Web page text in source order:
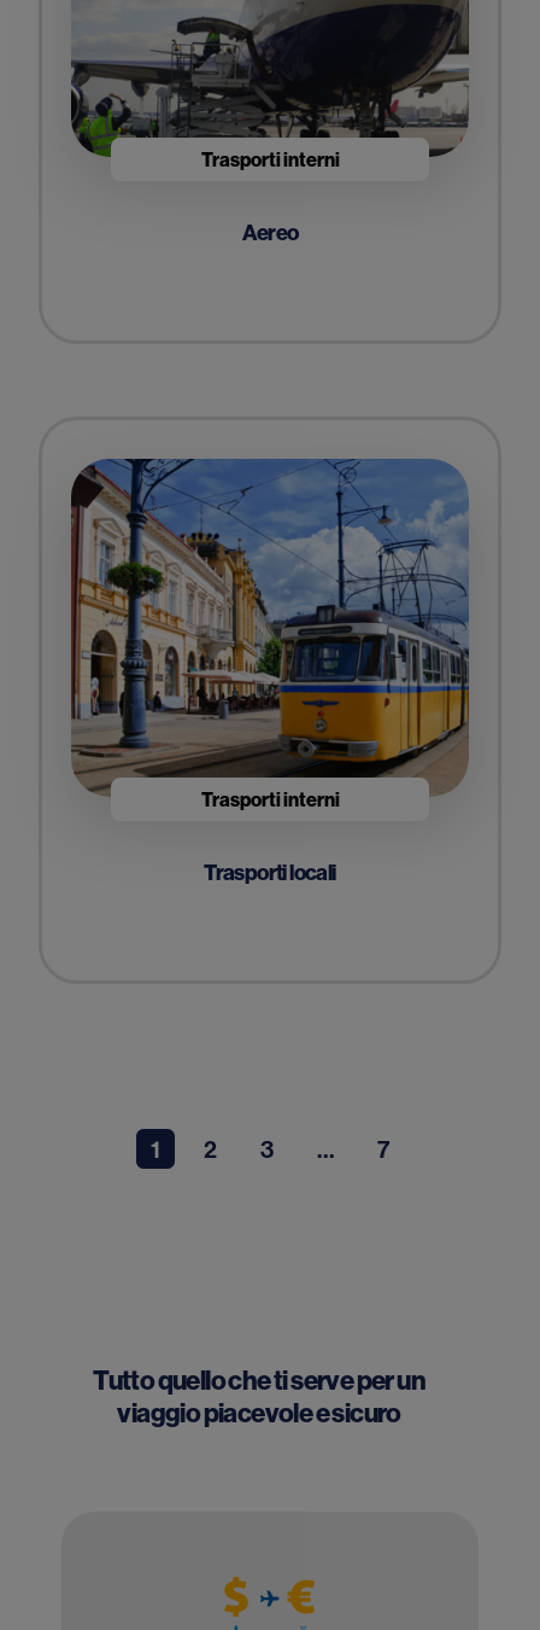
Trasporti interni
Aereo
Trasporti interni
Trasporti locali
1 2 3 … 7
Tutto quello che ti serve per un
viaggio piacevole e sicuro